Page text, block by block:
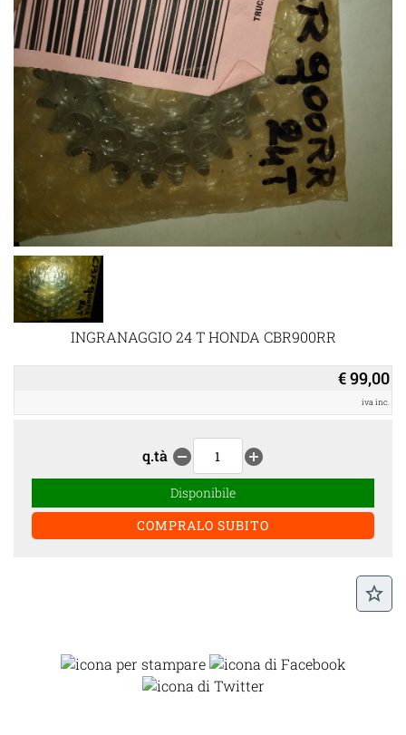
INGRANAGGIO 24 T HONDA CBR900RR
€ 99,00
iva inc.
q.tà remove_circle add_circle
Disponibile
star_border